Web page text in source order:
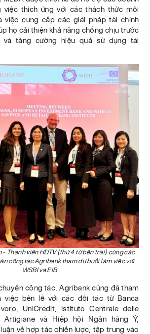
việc thích ứng với các thách thức môi
việc cung cấp các giải pháp tài chính
họ cải thiện khả năng chống chịu trước
và tăng cường hiệu quả sử dụng tài
- Thành viên HĐTV (thứ 4 từ bên trái) cùng các
công tác Agribank tham dự buổi làm việc với
WSBI và EIB
công tác, Agribank cũng đã tham
việc bên lề với các đối tác từ Banca
UniCredit, Istituto Centrale delle
Artigiane và Hiệp hội Ngân hàng Ý,
về hợp tác chiến lược, tập trung vào